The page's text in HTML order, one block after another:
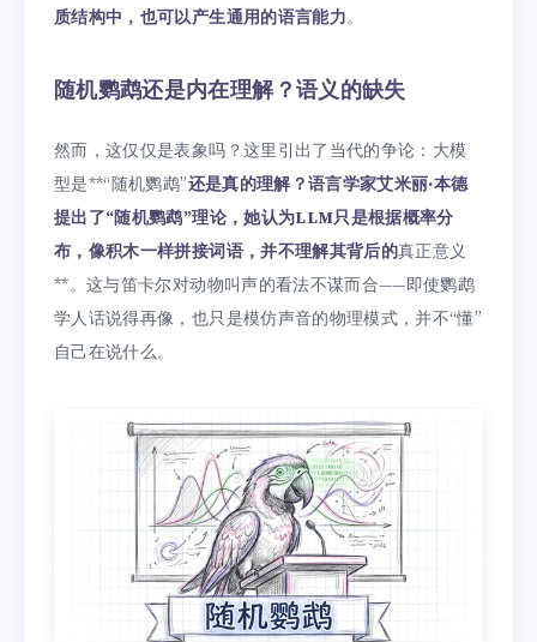
质结构中，也可以产生通用的语言能力。
随机鹦鹉还是内在理解？语义的缺失
然而，这仅仅是表象吗？这里引出了当代的争论：大模
型是**“随机鹦鹉”还是真的理解？语言学家艾米丽·本德
提出了“随机鹦鹉”理论，她认为LLM只是根据概率分
布，像积木一样拼接词语，并不理解其背后的真正意义
**。这与笛卡尔对动物叫声的看法不谋而合——即使鹦鹉
学人话说得再像，也只是模仿声音的物理模式，并不“懂”
自己在说什么。